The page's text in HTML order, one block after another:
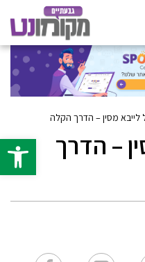
פתח
לייבא מסין – הדרך הקלה
– הדרך